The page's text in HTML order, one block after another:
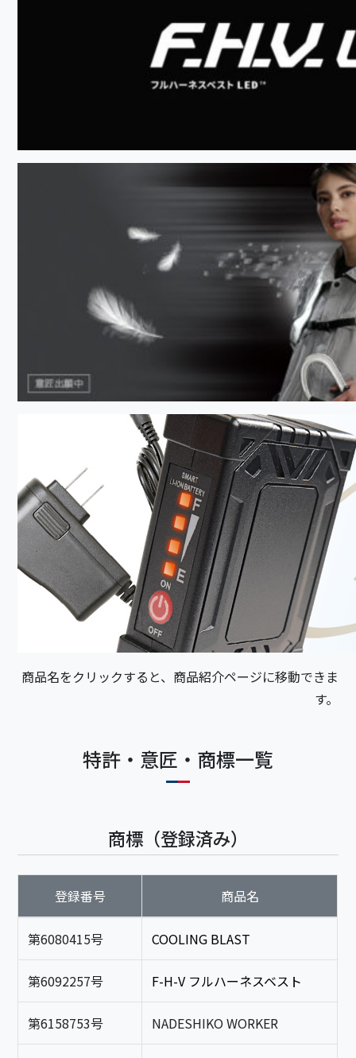
商品名をクリックすると、商品紹介ページに移動できま
す。
特許・意匠・商標一覧
商標（登録済み）
登録番号 商品名
第6080415号 COOLING BLAST
第6092257号 F-H-V フルハーネスベスト
第6158753号 NADESHIKO WORKER